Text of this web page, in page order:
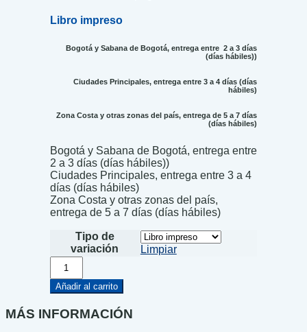
Libro impreso
Bogotá y Sabana de Bogotá, entrega entre 2 a 3 días
(días hábiles))
Ciudades Principales, entrega entre 3 a 4 días (días
hábiles)
Zona Costa y otras zonas del país, entrega de 5 a 7 días
(días hábiles)
Bogotá y Sabana de Bogotá, entrega entre
2 a 3 días (días hábiles))
Ciudades Principales, entrega entre 3 a 4
días (días hábiles)
Zona Costa y otras zonas del país,
entrega de 5 a 7 días (días hábiles)
Tipo de
variación
Limpiar
Era
más
grande
muerto
Añadir al carrito
MÁS INFORMACIÓN